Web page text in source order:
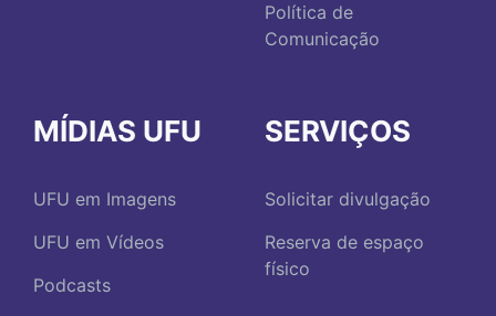
Política de
Comunicação
MÍDIAS UFU
UFU em Imagens
UFU em Vídeos
Podcasts
SERVIÇOS
Solicitar divulgação
Reserva de espaço
físico